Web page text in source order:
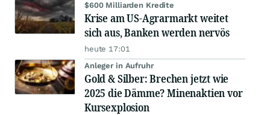
$600 Milliarden Kredite
Krise am US-Agrarmarkt weitet
sich aus, Banken werden nervös
heute 17:01
Anleger in Aufruhr
Gold & Silber: Brechen jetzt wie
2025 die Dämme? Minenaktien vor
Kursexplosion